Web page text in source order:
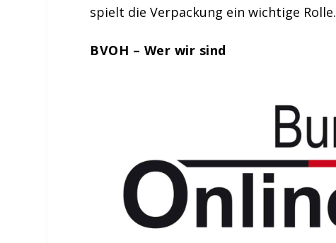
spielt die Verpackung ein wichtige Rolle.
BVOH – Wer wir sind